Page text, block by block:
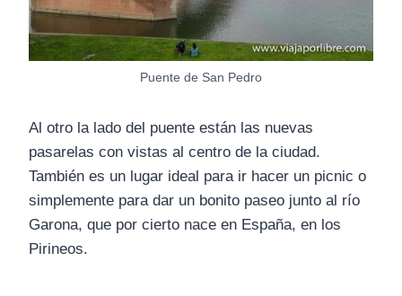
Puente de San Pedro
Al otro la lado del puente están las nuevas
pasarelas con vistas al centro de la ciudad.
También es un lugar ideal para ir hacer un picnic o
simplemente para dar un bonito paseo junto al río
Garona, que por cierto nace en España, en los
Pirineos.